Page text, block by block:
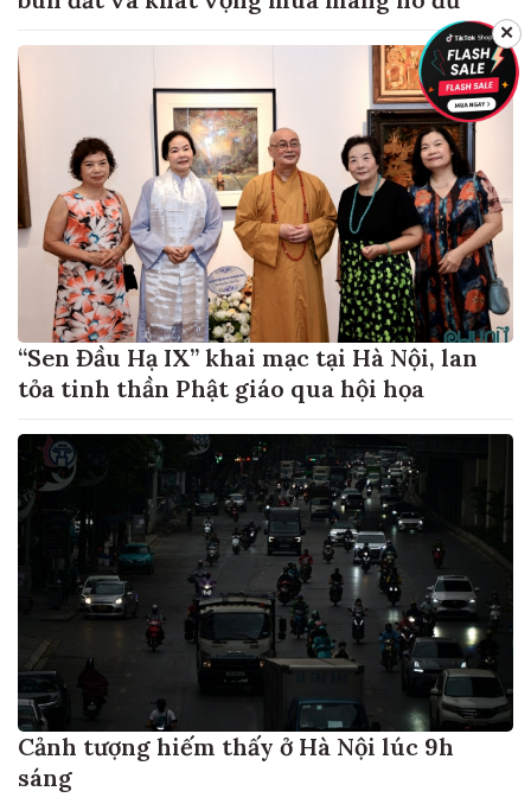
“Sen Đầu Hạ IX” khai mạc tại Hà Nội, lan
tỏa tinh thần Phật giáo qua hội họa
Cảnh tượng hiếm thấy ở Hà Nội lúc 9h
sáng
✕